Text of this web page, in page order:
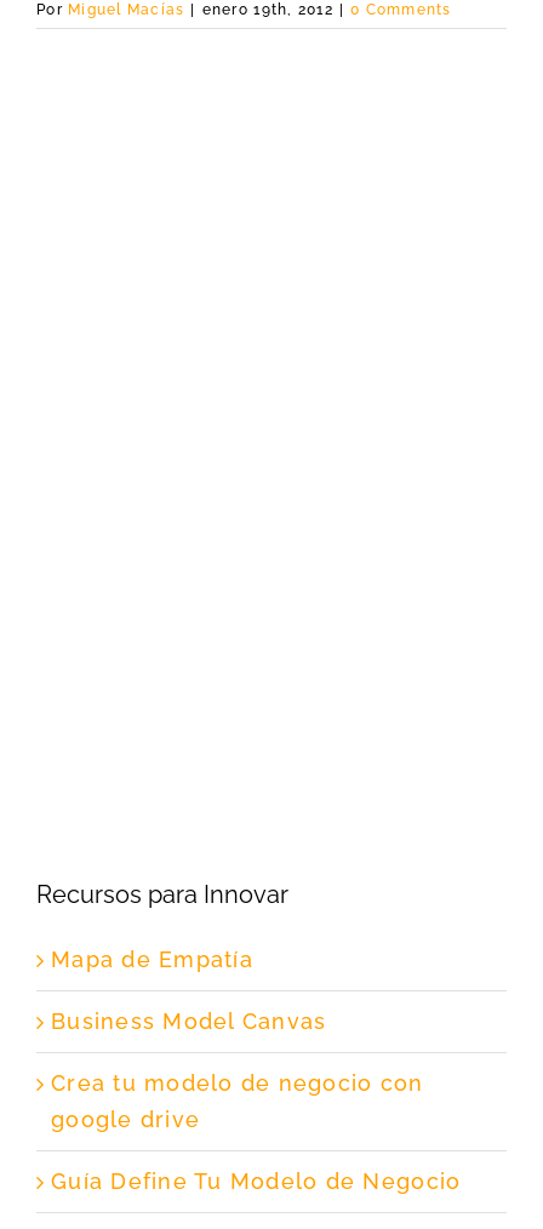
Por Miguel Macías enero 19th, 2012 0 Comments
Recursos para Innovar
Mapa de Empatía
Business Model Canvas
Crea tu modelo de negocio con
google drive
Guía Define Tu Modelo de Negocio